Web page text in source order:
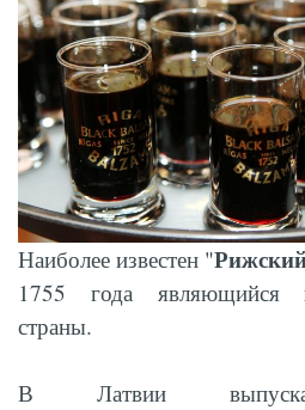
Наиболее известен "
1755 года являющийся
страны.
В Латвии